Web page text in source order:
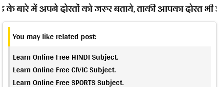
में अपने दोस्तों को जरुर बताये, ताकी आपका दोस्त भी इस
You may like related post:
Learn Online Free HINDI Subject.
Learn Online Free CIVIC Subject.
Learn Online Free SPORTS Subject.